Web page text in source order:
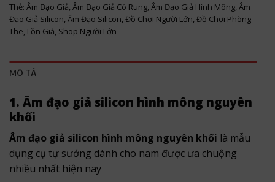
Thẻ: Âm Đạo Giả, Âm Đạo Giả Có Rung, Âm Đạo Giả Hình Mông, Âm
Đạo Giả Silicon, Âm Đạo Silicon, Đồ Chơi Người Lớn, Đồ Chơi Phòng
The, Lồn Giả, Shop Người Lớn
MÔ TẢ
1. Âm đạo giả silicon hình mông nguyên
khối
Âm đạo giả silicon hình mông nguyên khối là mẫu
dụng cụ tự sướng dành cho nam được ưa chuộng
nhiều nhất hiện nay